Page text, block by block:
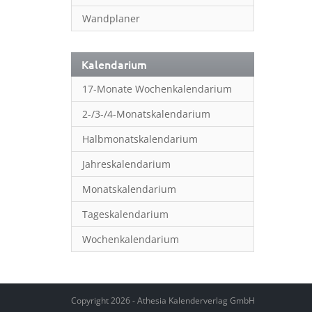
Wandplaner
Kalendarium
17-Monate Wochenkalendarium
2-/3-/4-Monatskalendarium
Halbmonatskalendarium
Jahreskalendarium
Monatskalendarium
Tageskalendarium
Wochenkalendarium
Copyright 2026 - Athesia Kalenderverlag GmbH